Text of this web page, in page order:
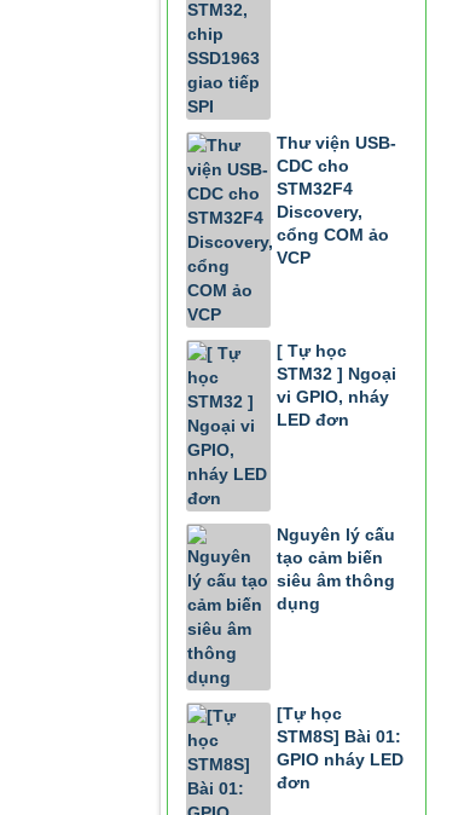
Thư viện USB-
CDC cho
STM32F4
Discovery,
cổng COM ảo
VCP
[ Tự học
STM32 ] Ngoại
vi GPIO, nháy
LED đơn
Nguyên lý cấu
tạo cảm biến
siêu âm thông
dụng
[Tự học
STM8S] Bài 01:
GPIO nháy LED
đơn